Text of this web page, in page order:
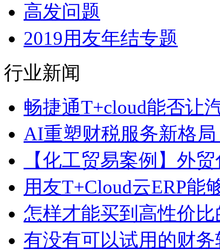
高发问题
2019用友年结专题
行业新闻
畅捷通T+cloud能否让
AI重塑财税服务新格
【化工贸易案例】外
用友T+Cloud云ERP能
怎样才能买到高性价
有没有可以试用的财